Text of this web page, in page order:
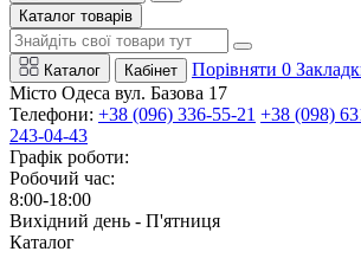
Каталог товарів
Каталог Кабінет Порівняти 0
Місто Одеса вул. Базова 17
Телефони: +38 (096) 336-55-21 +38 (098)
243-04-43
Графік роботи:
Робочий час:
8:00-18:00
Вихідний день - П'ятниця
Каталог